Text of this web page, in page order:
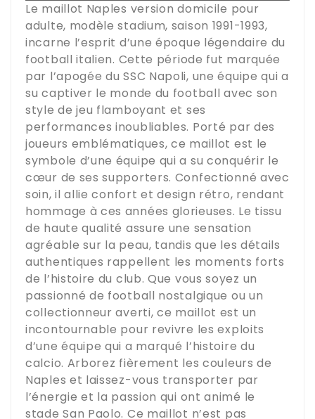
Le maillot Naples version domicile pour
adulte, modèle stadium, saison 1991-1993,
incarne l’esprit d’une époque légendaire du
football italien. Cette période fut marquée
par l’apogée du SSC Napoli, une équipe qui a
su captiver le monde du football avec son
style de jeu flamboyant et ses
performances inoubliables. Porté par des
joueurs emblématiques, ce maillot est le
symbole d’une équipe qui a su conquérir le
cœur de ses supporters. Confectionné avec
soin, il allie confort et design rétro, rendant
hommage à ces années glorieuses. Le tissu
de haute qualité assure une sensation
agréable sur la peau, tandis que les détails
authentiques rappellent les moments forts
de l’histoire du club. Que vous soyez un
passionné de football nostalgique ou un
collectionneur averti, ce maillot est un
incontournable pour revivre les exploits
d’une équipe qui a marqué l’histoire du
calcio. Arborez fièrement les couleurs de
Naples et laissez-vous transporter par
l’énergie et la passion qui ont animé le
stade San Paolo. Ce maillot n’est pas